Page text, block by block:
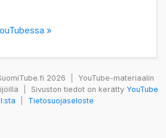
»
2026
YouTube-materiaalin
Sivuston tiedot on kerätty YouTube
Tietosuojaseloste